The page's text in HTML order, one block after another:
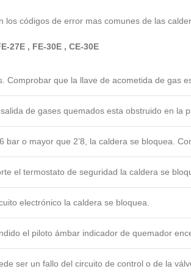
los códigos de error mas comunes de las
27E , FE-30E , CE-30E
que la llave de acometida de gas
de gases quemados esta obstruido en la
bar o mayor que 2’8, la caldera se bloquea.
el termostato de seguridad la caldera se
electrónico la caldera se bloquea.
el piloto ámbar indicador de quemador
ser un fallo del circuito de control o de la